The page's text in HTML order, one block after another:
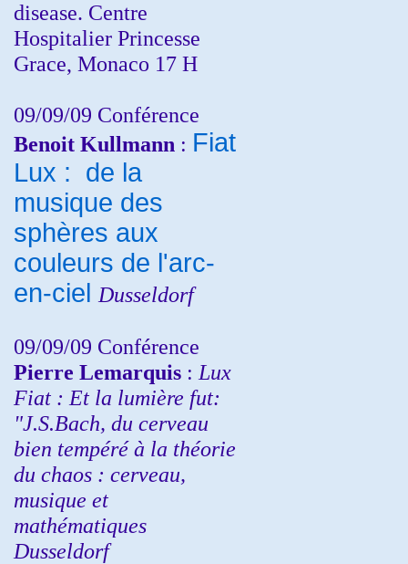
disease. Centre
Hospitalier Princesse
Grace, Monaco 17 H
09/09/09 Conférence
Benoit Kullmann : Fiat
Lux : de la
musique des
sphères aux
couleurs de l'arc-
en-ciel Dusseldorf
09/09/09 Conférence
Pierre Lemarquis : Lux
Fiat : Et la lumière fut:
"J.S.Bach, du cerveau
bien tempéré à la théorie
du chaos : cerveau,
musique et
mathématiques
Dusseldorf